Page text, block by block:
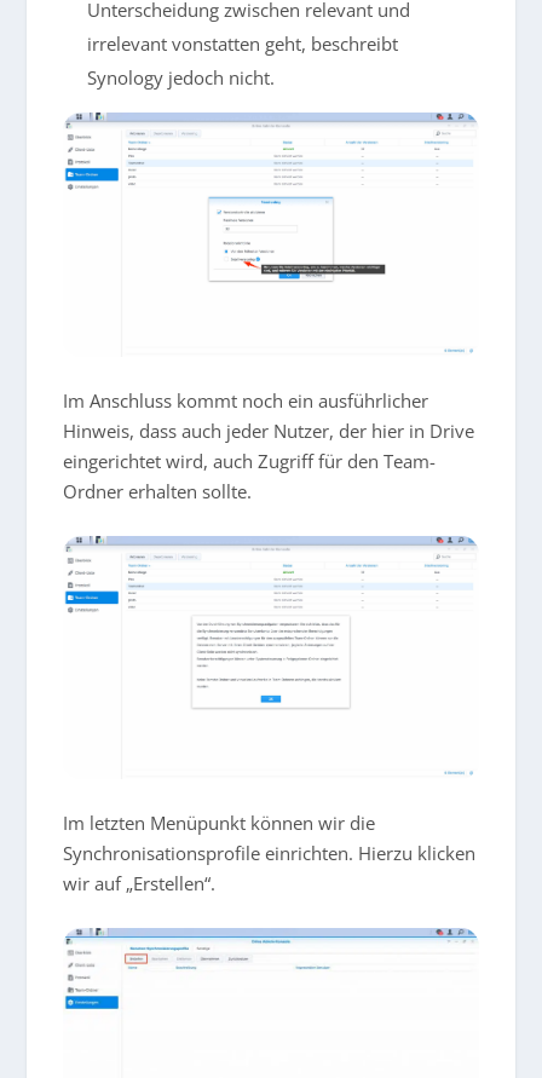
Unterscheidung zwischen relevant und
irrelevant vonstatten geht, beschreibt
Synology jedoch nicht.
Im Anschluss kommt noch ein ausführlicher
Hinweis, dass auch jeder Nutzer, der hier in Drive
eingerichtet wird, auch Zugriff für den Team-
Ordner erhalten sollte.
Im letzten Menüpunkt können wir die
Synchronisationsprofile einrichten. Hierzu klicken
wir auf „Erstellen“.